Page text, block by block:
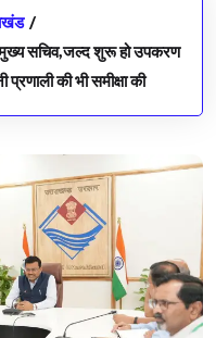
/
मुख्य सचिव,जल्द शुरू हो उपकरण
की भी समीक्षा की